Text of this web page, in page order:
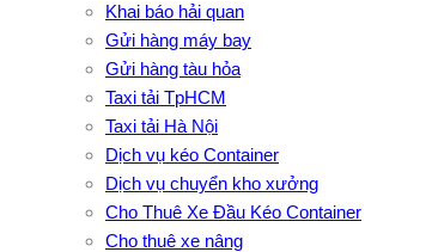
Khai báo hải quan
Gửi hàng máy bay
Gửi hàng tàu hỏa
Taxi tải TpHCM
Taxi tải Hà Nội
Dịch vụ kéo Container
Dịch vụ chuyển kho xưởng
Cho Thuê Xe Đầu Kéo Container
Cho thuê xe nâng